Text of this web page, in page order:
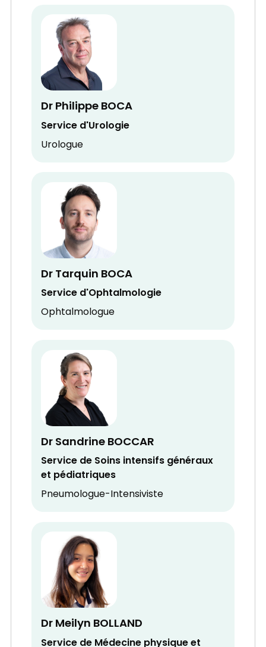
Dr Philippe BOCA
Service d'Urologie
Urologue
Dr Tarquin BOCA
Service d'Ophtalmologie
Ophtalmologue
Dr Sandrine BOCCAR
Service de Soins intensifs généraux
et pédiatriques
Pneumologue-Intensiviste
Dr Meilyn BOLLAND
Service de Médecine physique et